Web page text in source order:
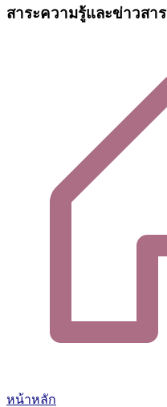
สาระความรู้และข่าวสาร
หน้าหลัก